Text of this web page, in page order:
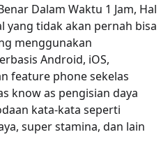
Dalam Waktu 1 Jam, Hal
yang tidak akan pernah bisa
menggunakan
Android, iOS,
feature phone sekelas
know as pengisian daya
kata-kata seperti
super stamina, dan lain